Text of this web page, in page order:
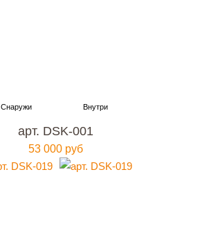
арт. DSK-001
53 000 руб